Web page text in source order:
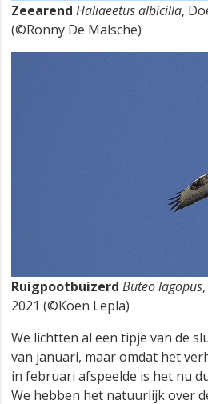
Zeearend Haliaeetus albicilla,
(©Ronny De Malsche)
Ruigpootbuizerd Buteo lagopus
2021 (©Koen Lepla)
We lichtten al een tipje van de
van januari, maar omdat het
in februari afspeelde is het nu
We hebben het natuurlijk over